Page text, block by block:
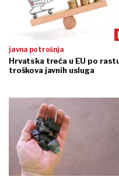
javna potrošnja
Hrvatska treća u EU po
troškova javnih usluga